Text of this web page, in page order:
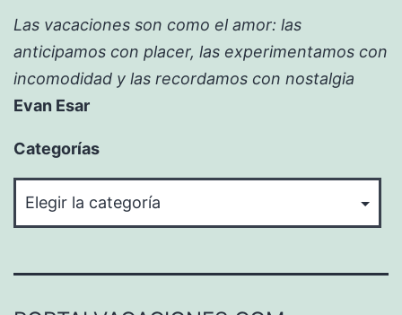
Las vacaciones son como el amor: las
anticipamos con placer, las experimentamos con
incomodidad y las recordamos con nostalgia
Evan Esar
Categorías